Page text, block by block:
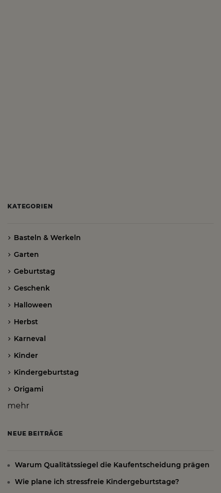
KATEGORIEN
Basteln & Werkeln
Garten
Geburtstag
Geschenk
Halloween
Herbst
Karneval
Kinder
Kindergeburtstag
Origami
mehr
NEUE BEITRÄGE
Warum Qualitätssiegel die Kaufentscheidung prägen
Wie plane ich stressfreie Kindergeburtstage?